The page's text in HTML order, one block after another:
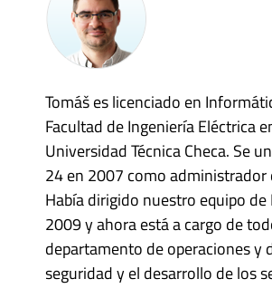
Tomáš es licenciado en
Facultad de Ingeniería Eléctrica
Universidad Técnica Checa. Se
24 en 2007 como administrador
Había dirigido nuestro equipo
2009 y ahora está a cargo de
departamento de operaciones y
seguridad y el desarrollo de los